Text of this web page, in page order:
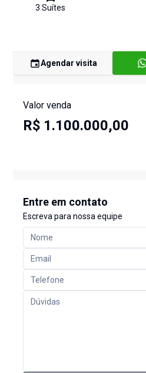
3 Suítes
Agendar visita
Valor venda
R$ 1.100.000,00
Entre em contato
Escreva para nossa equipe